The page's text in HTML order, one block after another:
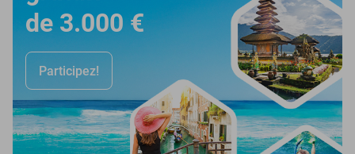
de 3.000 €
Participez!